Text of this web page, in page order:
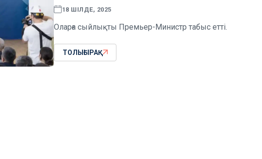
18 ШІЛДЕ, 2025
Оларға сыйлықты Премьер-Министр табыс етті.
ТОЛЫҒЫРАҚ